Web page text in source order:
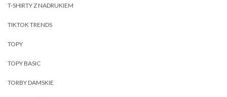
T-SHIRTY Z NADRUKIEM
TIKTOK TRENDS
TOPY
TOPY BASIC
TORBY DAMSKIE